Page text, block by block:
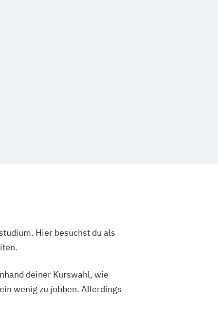
Hier besuchst du als
deiner Kurswahl, wie
wenig zu jobben. Allerdings